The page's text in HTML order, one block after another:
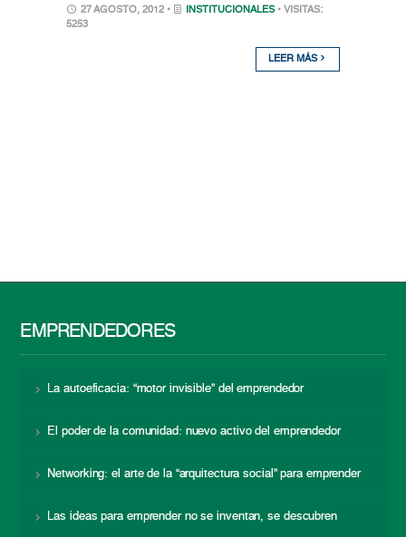
27 AGOSTO, 2012 • INSTITUCIONALES • VISITAS:
5253
LEER MÁS
EMPRENDEDORES
La autoeficacia: “motor invisible” del emprendedor
El poder de la comunidad: nuevo activo del emprendedor
Networking: el arte de la “arquitectura social” para emprender
Las ideas para emprender no se inventan, se descubren